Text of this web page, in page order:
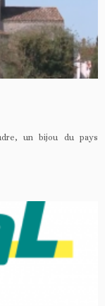
un bijou du pays